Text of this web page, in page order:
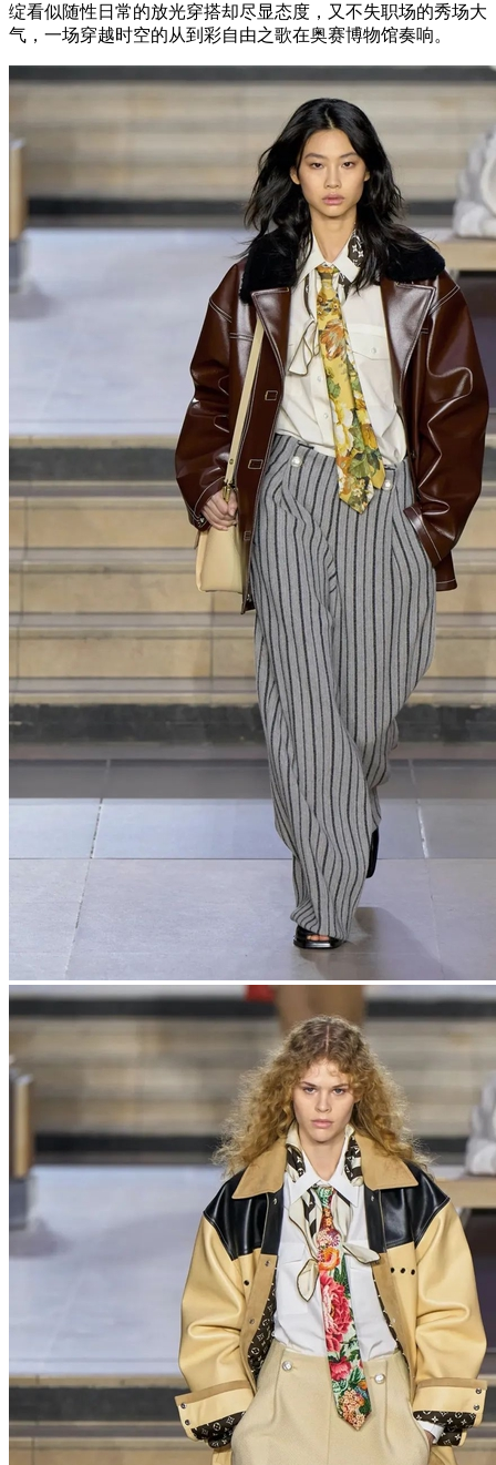
绽看似随性日常的放光穿搭却尽显态度，又不失职场的秀场大
气，一场穿越时空的从到彩自由之歌在奥赛博物馆奏响。